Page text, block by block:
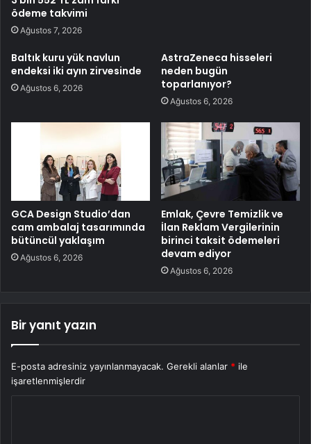
ödeme takvimi
Ağustos 7, 2026
Baltık kuru yük navlun
endeksi iki ayın zirvesinde
Ağustos 6, 2026
AstraZeneca hisseleri
neden bugün
toparlanıyor?
Ağustos 6, 2026
GCA Design Studio’dan
cam ambalaj tasarımında
bütüncül yaklaşım
Ağustos 6, 2026
Emlak, Çevre Temizlik ve
İlan Reklam Vergilerinin
birinci taksit ödemeleri
devam ediyor
Ağustos 6, 2026
Bir yanıt yazın
E-posta adresiniz yayınlanmayacak. Gerekli alanlar * ile
işaretlenmişlerdir